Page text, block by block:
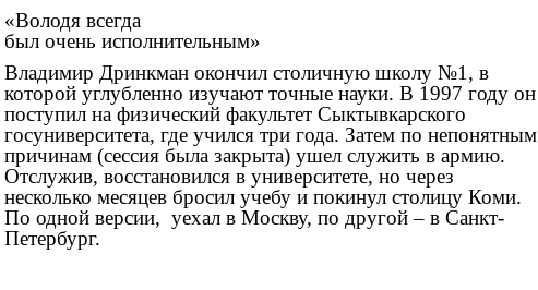
«Володя всегда
был очень исполнительным»
Владимир Дринкман окончил столичную школу №1, в
которой углубленно изучают точные науки. В 1997 году он
поступил на физический факультет Сыктывкарского
госуниверситета, где учился три года. Затем по непонятным
причинам (сессия была закрыта) ушел служить в армию.
Отслужив, восстановился в университете, но через
несколько месяцев бросил учебу и покинул столицу Коми.
По одной версии, уехал в Москву, по другой – в Санкт-
Петербург.